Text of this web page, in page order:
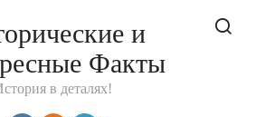
и
Факты
в деталях!